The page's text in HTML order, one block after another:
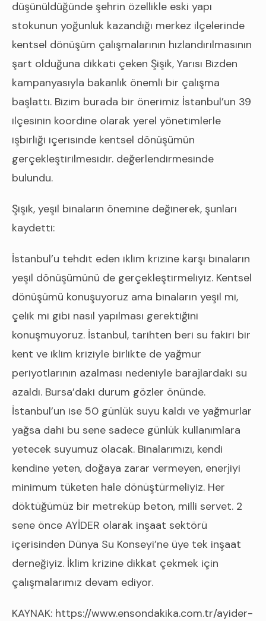
düşünüldüğünde şehrin özellikle eski yapı
stokunun yoğunluk kazandığı merkez ilçelerinde
kentsel dönüşüm çalışmalarının hızlandırılmasının
şart olduğuna dikkati çeken Şişik, Yarısı Bizden
kampanyasıyla bakanlık önemli bir çalışma
başlattı. Bizim burada bir önerimiz İstanbul’un 39
ilçesinin koordine olarak yerel yönetimlerle
işbirliği içerisinde kentsel dönüşümün
gerçekleştirilmesidir. değerlendirmesinde
bulundu.
Şişik, yeşil binaların önemine değinerek, şunları
kaydetti:
İstanbul’u tehdit eden iklim krizine karşı binaların
yeşil dönüşümünü de gerçekleştirmeliyiz. Kentsel
dönüşümü konuşuyoruz ama binaların yeşil mi,
çelik mi gibi nasıl yapılması gerektiğini
konuşmuyoruz. İstanbul, tarihten beri su fakiri bir
kent ve iklim kriziyle birlikte de yağmur
periyotlarının azalması nedeniyle barajlardaki su
azaldı. Bursa’daki durum gözler önünde.
İstanbul’un ise 50 günlük suyu kaldı ve yağmurlar
yağsa dahi bu sene sadece günlük kullanımlara
yetecek suyumuz olacak. Binalarımızı, kendi
kendine yeten, doğaya zarar vermeyen, enerjiyi
minimum tüketen hale dönüştürmeliyiz. Her
döktüğümüz bir metreküp beton, milli servet. 2
sene önce AYİDER olarak inşaat sektörü
içerisinden Dünya Su Konseyi’ne üye tek inşaat
derneğiyiz. İklim krizine dikkat çekmek için
çalışmalarımız devam ediyor.
KAYNAK: https://www.ensondakika.com.tr/ayider-